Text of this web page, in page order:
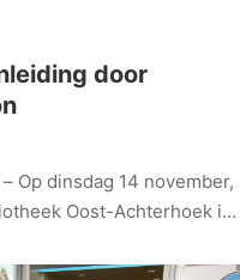
door
– Op dinsdag 14 november,
Oost-Achterhoek in